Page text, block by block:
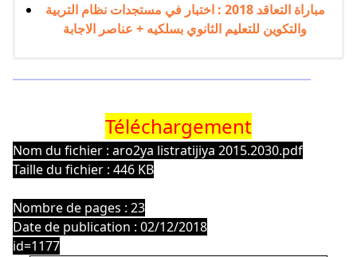
مباراة التعاقد 2018 : اختبار في مستجدات نظام التربية
والتكوين للتعليم الثانوي بسلكيه + عناصر الاجابة
Téléchargement
Nom du fichier : aro2ya listratijiya 2015.2030.pdf
Taille du fichier : 446 KB
Nombre de pages : 23
Date de publication : 02/12/2018
id=1177